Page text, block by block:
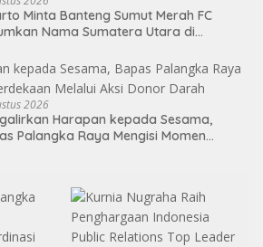
Minta Banteng Sumut Merah FC
Nama Sumatera Utara di
2026
Harapan kepada Sesama,
Palangka Raya Mengisi Momen